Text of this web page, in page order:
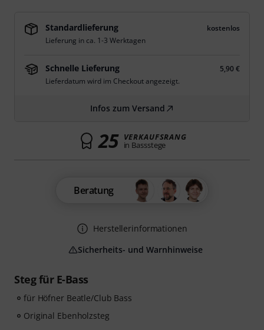
Steg für E-Bass
für Höfner Beatle/Club Bass
Original Ebenholzsteg
Standardlieferung
kostenlos
Lieferung in ca. 1-3 Werktagen
Schnelle Lieferung
5,90 €
Lieferdatum wird im Checkout angezeigt.
Infos zum Versand
25 VERKAUFSRANG
in Bassstege
Beratung
Herstellerinformationen
Sicherheits- und Warnhinweise